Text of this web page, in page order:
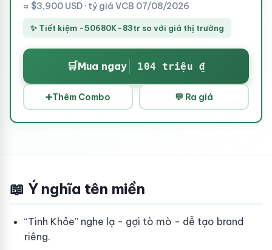
≈ $3,900 USD · tỷ giá VCB 07/08/2026
✨ Tiết kiệm -50680K–83tr so với giá thị trường
🛒Mua ngay 104 triệu ₫
➕Thêm Combo 💬 Ra giá
📖 Ý nghĩa tên miền
“Tinh Khỏe” nghe lạ - gợi tò mò - dễ tạo brand
riêng.